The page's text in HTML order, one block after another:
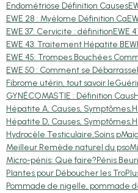
Endométriose Définition Causes
EWE 28 : Myélome Définition Ca
EWE 37: Cervicite : définitionEWE
EWE 43: Traitement Hépatite B
EWE 45: Trompes Bouchées
EWE 50 : Comment se Débarrasse
Fibrome utérin, tout savoir le
GYNÉCOMASTIE : Définition Caus
Hépatite A, Causes, Symptômes,
Hépatite D, Causes, Symptômes,
Hydrocèle Testiculaire,Soins p
Meilleur Remède naturel du pso
Micro-pénis: Que faire?Pénis
Plantes pour Déboucher les Tro
Pommade de nigelle, pommade